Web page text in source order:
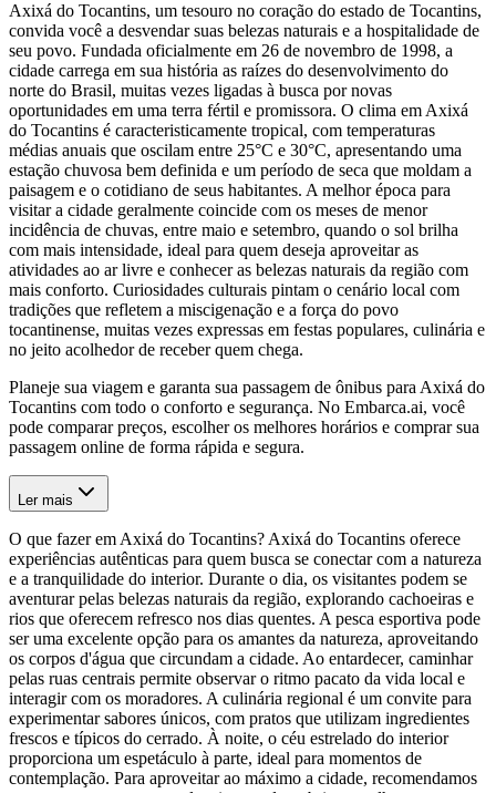
Axixá do Tocantins, um tesouro no coração do estado de Tocantins,
convida você a desvendar suas belezas naturais e a hospitalidade de
seu povo. Fundada oficialmente em 26 de novembro de 1998, a
cidade carrega em sua história as raízes do desenvolvimento do
norte do Brasil, muitas vezes ligadas à busca por novas
oportunidades em uma terra fértil e promissora. O clima em Axixá
do Tocantins é caracteristicamente tropical, com temperaturas
médias anuais que oscilam entre 25°C e 30°C, apresentando uma
estação chuvosa bem definida e um período de seca que moldam a
paisagem e o cotidiano de seus habitantes. A melhor época para
visitar a cidade geralmente coincide com os meses de menor
incidência de chuvas, entre maio e setembro, quando o sol brilha
com mais intensidade, ideal para quem deseja aproveitar as
atividades ao ar livre e conhecer as belezas naturais da região com
mais conforto. Curiosidades culturais pintam o cenário local com
tradições que refletem a miscigenação e a força do povo
tocantinense, muitas vezes expressas em festas populares, culinária e
no jeito acolhedor de receber quem chega.
Planeje sua viagem e garanta sua passagem de ônibus para Axixá do
Tocantins com todo o conforto e segurança. No Embarca.ai, você
pode comparar preços, escolher os melhores horários e comprar sua
passagem online de forma rápida e segura.
Ler mais
O que fazer em Axixá do Tocantins? Axixá do Tocantins oferece
experiências autênticas para quem busca se conectar com a natureza
e a tranquilidade do interior. Durante o dia, os visitantes podem se
aventurar pelas belezas naturais da região, explorando cachoeiras e
rios que oferecem refresco nos dias quentes. A pesca esportiva pode
ser uma excelente opção para os amantes da natureza, aproveitando
os corpos d'água que circundam a cidade. Ao entardecer, caminhar
pelas ruas centrais permite observar o ritmo pacato da vida local e
interagir com os moradores. A culinária regional é um convite para
experimentar sabores únicos, com pratos que utilizam ingredientes
frescos e típicos do cerrado. À noite, o céu estrelado do interior
proporciona um espetáculo à parte, ideal para momentos de
contemplação. Para aproveitar ao máximo a cidade, recomendamos